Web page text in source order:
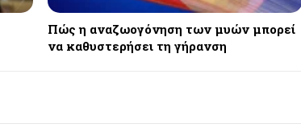
Πώς η αναζωογόνηση των μυών μπορεί
να καθυστερήσει τη γήρανση